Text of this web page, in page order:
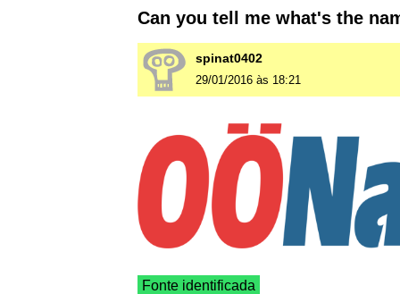
Can you tell me what's the
spinat0402
29/01/2016 às 18:21
Fonte identificada